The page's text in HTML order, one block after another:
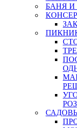
БАНЯ И